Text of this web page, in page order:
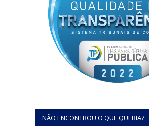
NÃO ENCONTROU O QUE QUERIA?